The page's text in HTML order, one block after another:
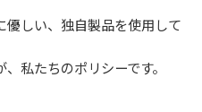
優しい、独自製品を使用して
私たちのポリシーです。